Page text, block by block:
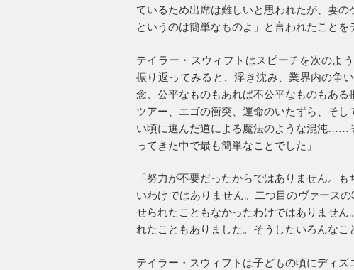
ているため出席は難しいと思われたが、妻
というのは簡単なものよ」と言われたことを
テイラー・スウィフトはスピーチを次のよ
振り返ってみると、浮き沈み、業界内の争
念、公平なものもあれば不公平なものもあ
ツアー、エゴの衝突、運命のいたずら、そ
い頃に選んだ道による魔法のような混沌……
ってきた中で最も簡単なことでした」
「努力が不要だったからではありません。
いわけではありません。二つ目のヴァース
せられたこともなかったわけではありませ
れたこともありました。そうしたいろんなこ
テイラー・スウィフトは子どもの頃にディ